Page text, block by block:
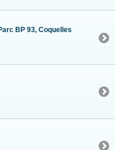
BP 93, Coquelles